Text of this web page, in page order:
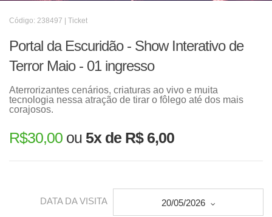
Código: 238497 | Ticket
Portal da Escuridão - Show Interativo de
Terror Maio - 01 ingresso
Aterrorizantes cenários, criaturas ao vivo e muita
tecnologia nessa atração de tirar o fôlego até dos mais
corajosos.
R$30,00 ou 5x de R$ 6,00
DATA DA VISITA 20/05/2026